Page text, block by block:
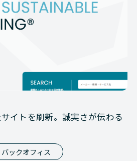
イトを刷新。誠実さが伝わる
バックオフィス